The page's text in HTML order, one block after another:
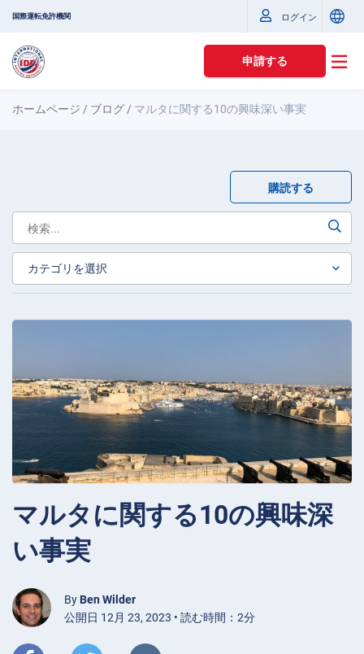
国際運転免許機関 ログイン
申請する
ホームページ / ブログ / マルタに関する10の興味深い事実
購読する
マルタに関する10の興味深
い事実
By Ben Wilder
公開日 12月 23, 2023 • 読む時間：2分